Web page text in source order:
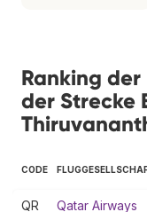
Ranking
der Strecke
CODE
QR Qatar Airways